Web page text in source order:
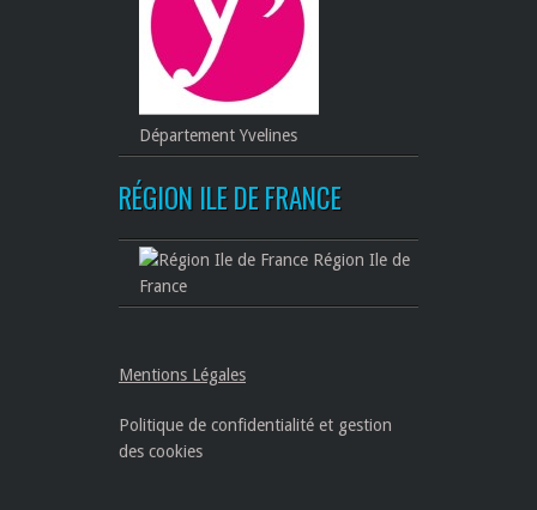
Département Yvelines
RÉGION ILE DE FRANCE
Région Ile de
France
Mentions Légales
Politique de confidentialité et gestion
des cookies